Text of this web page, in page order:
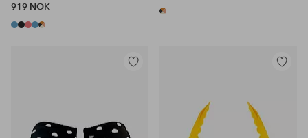
919 NOK
Legg
Legg